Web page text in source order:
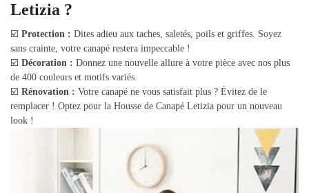
Letizia ?
☑️ Protection : Dites adieu aux taches, saletés, poils et griffes. Soyez
sans crainte, votre canapé restera impeccable !
☑️ Décoration : Donnez une nouvelle allure à votre pièce avec nos plus
de 400 couleurs et motifs variés.
☑️ Rénovation : Votre canapé ne vous satisfait plus ? Évitez de le
remplacer ! Optez pour la Housse de Canapé Letizia pour un nouveau
look !